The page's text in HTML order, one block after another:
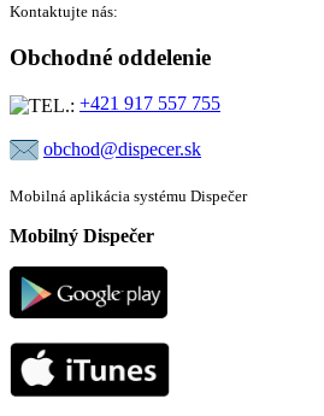
Kontaktujte nás:
Obchodné oddelenie
+421 917 557 755
obchod@dispecer.sk
Mobilná aplikácia systému Dispečer
Mobilný Dispečer